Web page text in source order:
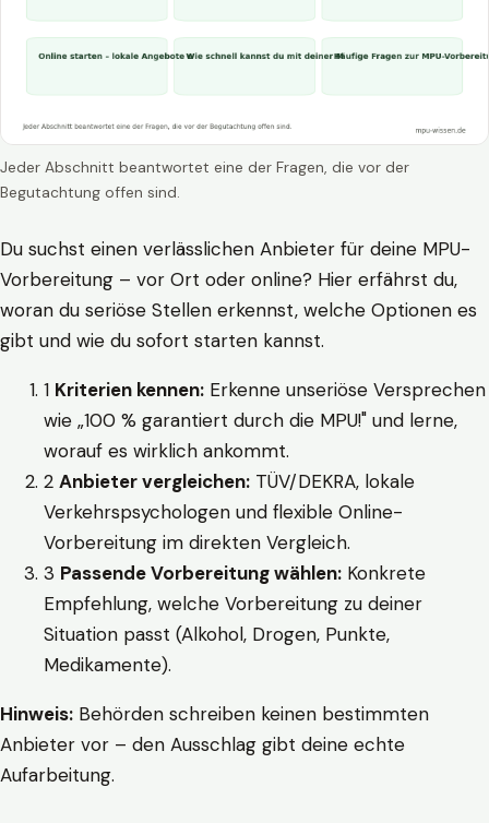
Jeder Abschnitt beantwortet eine der Fragen, die vor der
Begutachtung offen sind.
Du suchst einen verlässlichen Anbieter für deine MPU-
Vorbereitung – vor Ort oder online? Hier erfährst du,
woran du seriöse Stellen erkennst, welche Optionen es
gibt und wie du sofort starten kannst.
1 Kriterien kennen: Erkenne unseriöse Versprechen
wie „100 % garantiert durch die MPU!" und lerne,
worauf es wirklich ankommt.
2 Anbieter vergleichen: TÜV/DEKRA, lokale
Verkehrspsychologen und flexible Online-
Vorbereitung im direkten Vergleich.
3 Passende Vorbereitung wählen: Konkrete
Empfehlung, welche Vorbereitung zu deiner
Situation passt (Alkohol, Drogen, Punkte,
Medikamente).
Hinweis: Behörden schreiben keinen bestimmten
Anbieter vor – den Ausschlag gibt deine echte
Aufarbeitung.